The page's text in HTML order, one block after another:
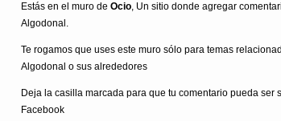
Estás en el muro de Ocio, Un sitio donde agregar
Algodonal.
Te rogamos que uses este muro sólo para temas
Algodonal o sus alrededores
Deja la casilla marcada para que tu comentario pueda ser
Facebook